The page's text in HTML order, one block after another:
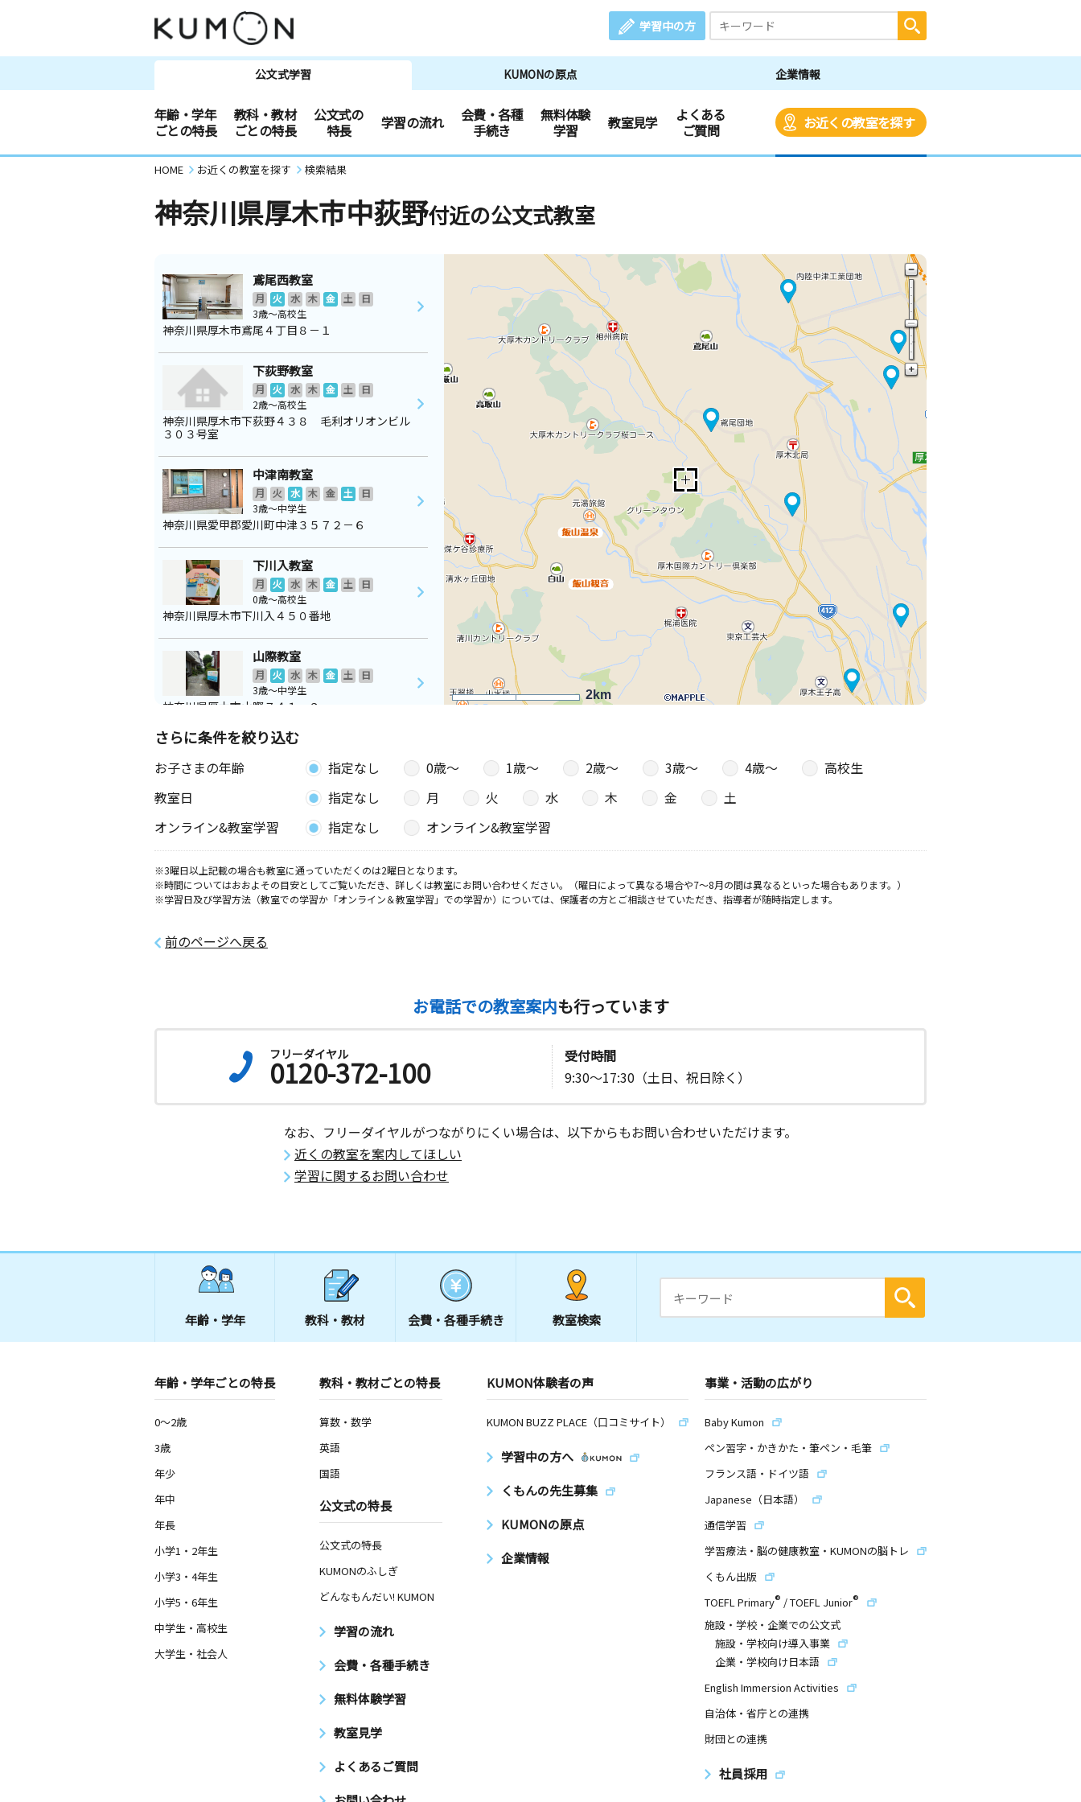
学習中の方
公文式学習 KUMONの原点 企業情報
年齢・学年
ごとの特長
教科・教材
ごとの特長
公文式の
特長
学習の流れ
会費・各種
手続き
無料体験
学習
教室見学
よくある
ご質問
お近くの教室を探す
HOME お近くの教室を探す 検索結果
神奈川県厚木市中荻野付近の公文式教室
2km
鳶尾西教室
月 火 水 木 金 土
日
3歳～高校生
神奈川県厚木市鳶尾４丁目８－１
下荻野教室
月 火 水 木 金 土
日
2歳～高校生
神奈川県厚木市下荻野４３８ 毛利オリオンビル
３０３号室
中津南教室
月 火 水 木 金 土
日
3歳～中学生
神奈川県愛甲郡愛川町中津３５７２－６
下川入教室
月 火 水 木 金 土
日
0歳～高校生
神奈川県厚木市下川入４５０番地
山際教室
月 火 水 木 金 土
日
3歳～中学生
神奈川県厚木市山際７４１‐９
林教室
木 金 土 日
神奈川県厚木市林４丁目４－４３
妻田北教室
0歳～高校生
神奈川県厚木市妻田北１－１４－８－８１３
さらに条件を絞り込む
お子さまの年齢 指定なし 0歳〜 1歳〜 2歳〜 3歳〜 4歳〜
高校生
教室日
指定なし 月 火 水 木 金
土
オンライン&教室学習
指定なし オンライン&教室学習
※3曜日以上記載の場合も教室に通っていただくのは2曜日となります。
※時間についてはおおよその目安としてご覧いただき、詳しくは教室にお問い合わせください。（曜日によって異なる場合や7～8月の間は異なるといった場合もあります。）
※学習日及び学習方法（教室での学習か「オンライン＆教室学習」での学習か）については、保護者の方とご相談させていただき、指導者が随時指定します。
前のページへ戻る
お電話での教室案内も行っています
フリーダイヤル
0120-372-100
受付時間
9:30～17:30（土日、祝日除く）
なお、フリーダイヤルがつながりにくい場合は、以下からもお問い合わせいただけます。
近くの教室を案内してほしい
学習に関するお問い合わせ
年齢・学年 教科・教材 会費・ 各種手続き 教室検索
年齢・学年ごとの特長
0～2歳
3歳
年少
年中
年長
小学1・2年生
小学3・4年生
小学5・6年生
中学生・高校生
大学生・社会人
教科・教材ごとの特長
算数・数学
英語
国語
公文式の特長
公文式の特長
KUMONのふしぎ
どんなもんだい! KUMON
学習の流れ
会費・各種手続き
無料体験学習
教室見学
よくあるご質問
KUMON体験者の声
KUMON BUZZ PLACE（口コミサイト）
学習中の方へ
くもんの先生募集
KUMONの原点
企業情報
事業・活動の広がり
Baby Kumon
ペン習字・かきかた・筆ペン・毛筆
フランス語・ドイツ語
Japanese（日本語）
通信学習
学習療法・脳の健康教室・KUMONの脳トレ
くもん出版
TOEFL Primary® /TOEFL Junior®
施設・学校・企業での公文式
施設・学校向け導入事業
企業・学校向け日本語
English Immersion Activities
自治体・省庁との連携
財団との連携
社員採用